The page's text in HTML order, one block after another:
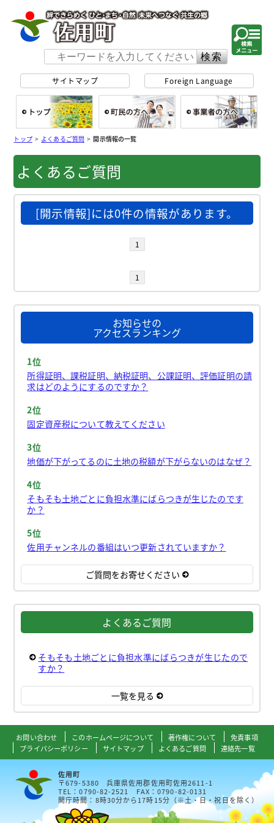
サイトマップ Foreign Language
総合トップ
トップ> よくあるご質問>開示情報の一覧
よくあるご質問
[開示情報]には0件の情報があります。
1
1
お知らせの
アクセスランキング
1位
所得証明、課税証明、納税証明、公課証明、評価証明の請
求はどのようにするのですか？
2位
固定資産税について教えてください
3位
地価が下がってるのに土地の税額が下がらないのはなぜ？
4位
そもそも土地ごとに負担水準にばらつきが生じたのです
か？
5位
佐用チャンネルの番組はいつ更新されていますか？
ご質問をお寄せください
よくあるご質問
そもそも土地ごとに負担水準にばらつきが生じたので
すか？
一覧を見る
お問い合わせ このホームページについて 著作権について
免責事項
プライバシーポリシー
サイトマップ よくあるご質問 連絡先一覧
佐用町
〒679-5380 兵庫県佐用郡佐用町佐用2611-1
TEL：0790-82-2521 FAX：0790-82-0131
開庁時間：8時30分から17時15分（※土・日・祝日を除く）